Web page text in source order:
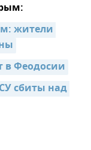
жители
в Феодосии
сбиты над